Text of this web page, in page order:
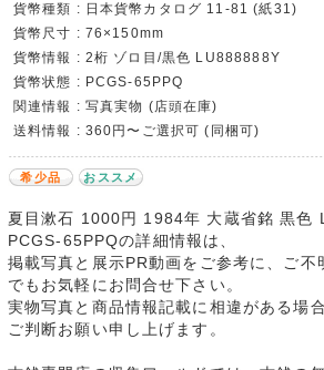
貨幣種類 : 日本貨幣カタログ 11-81 (紙31)
貨幣尺寸 : 76×150mm
貨幣情報 : 2桁 ゾロ目/黒色 LU888888Y
貨幣状態 : PCGS-65PPQ
関連情報 : 写真実物 (店頭在庫)
送料情報 : 360円〜ご選択可 (同梱可)
希少品 おススメ
夏目漱石 1000円 1984年 大蔵省銘 黒色
PCGS-65PPQの詳細情報は、
掲載写真と展示PR動画をご参考に、ご不
でもお気軽にお問合せ下さい。
実物写真と商品情報記載に相違がある場
ご判断お願い申し上げます。